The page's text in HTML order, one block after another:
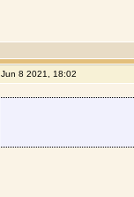
Jun 8 2021, 18:02